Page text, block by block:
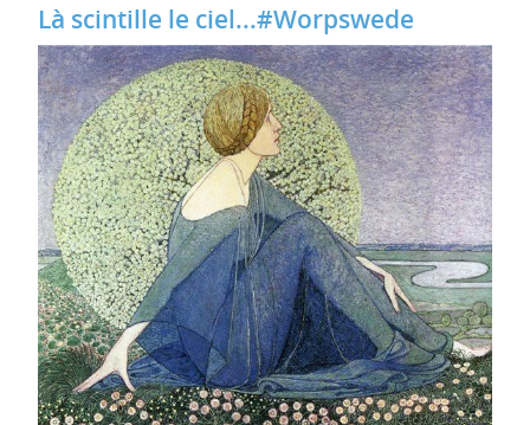
Là scintille le ciel...#Worpswede